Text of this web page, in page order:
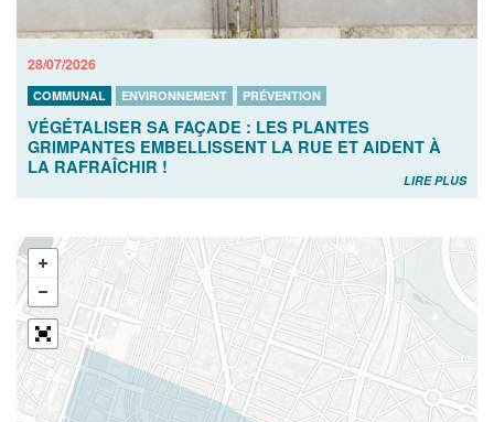
28/07/2026
COMMUNAL ENVIRONNEMENT PRÉVENTION
VÉGÉTALISER SA FAÇADE : LES PLANTES
GRIMPANTES EMBELLISSENT LA RUE ET AIDENT À
LA RAFRAÎCHIR !
LIRE PLUS